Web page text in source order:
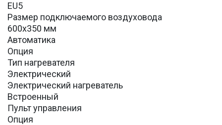
EU5
Размер подключаемого воздуховода
600х350 мм
Автоматика
Опция
Тип нагревателя
Электрический
Электрический нагреватель
Встроенный
Пульт управления
Опция